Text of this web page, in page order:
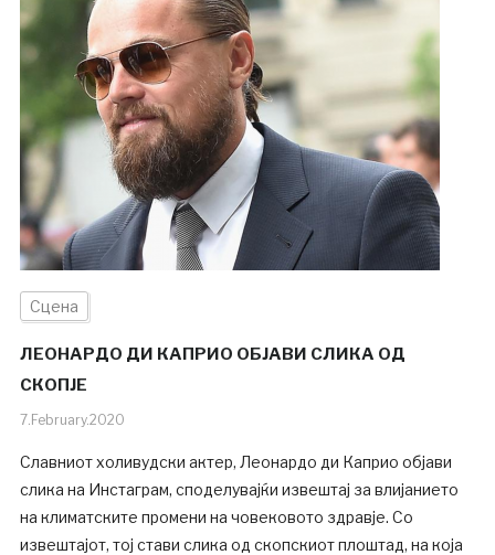
Сцена
ЛЕОНАРДО ДИ КАПРИО ОБЈАВИ СЛИКА ОД
СКОПЈЕ
7.February.2020
Славниот холивудски актер, Леонардо ди Каприо објави
слика на Инстаграм, споделувајќи извештај за влијанието
на климатските промени на човековото здравје. Со
извештајот, тој стави слика од скопскиот плоштад, на која